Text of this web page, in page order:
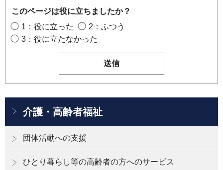
このページは役に立ちましたか？
1：役に立った
2：ふつう
3：役に立たなかった
介護・高齢者福祉
団体活動への支援
ひとり暮らし等の高齢者の方へのサービス